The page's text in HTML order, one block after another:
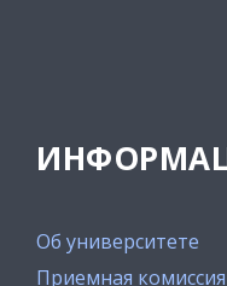
Об университете
Приемная комиссия